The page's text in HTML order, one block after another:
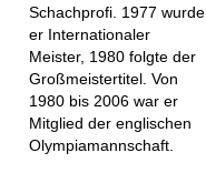
Schachprofi. 1977 wurde
er Internationaler
Meister, 1980 folgte der
Großmeistertitel. Von
1980 bis 2006 war er
Mitglied der englischen
Olympiamannschaft.